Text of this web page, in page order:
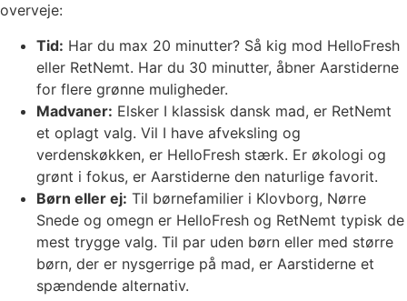
overveje:
Tid: Har du max 20 minutter? Så kig mod HelloFresh
eller RetNemt. Har du 30 minutter, åbner Aarstiderne
for flere grønne muligheder.
Madvaner: Elsker I klassisk dansk mad, er RetNemt
et oplagt valg. Vil I have afveksling og
verdenskøkken, er HelloFresh stærk. Er økologi og
grønt i fokus, er Aarstiderne den naturlige favorit.
Børn eller ej: Til børnefamilier i Klovborg, Nørre
Snede og omegn er HelloFresh og RetNemt typisk de
mest trygge valg. Til par uden børn eller med større
børn, der er nysgerrige på mad, er Aarstiderne et
spændende alternativ.